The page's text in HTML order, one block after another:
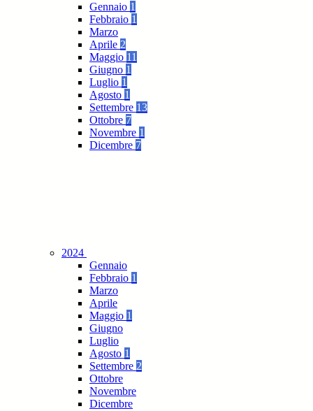
Gennaio 1
Febbraio 1
Marzo
Aprile 2
Maggio 11
Giugno 1
Luglio 1
Agosto 1
Settembre 13
Ottobre 7
Novembre 1
Dicembre 7
2024
Gennaio
Febbraio 1
Marzo
Aprile
Maggio 1
Giugno
Luglio
Agosto 1
Settembre 2
Ottobre
Novembre
Dicembre